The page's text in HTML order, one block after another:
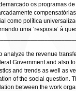
os programas
como política
uma ‘resposta’ à
analyze the revenue
Government and also
and trends as well as
of the social question.
between the work